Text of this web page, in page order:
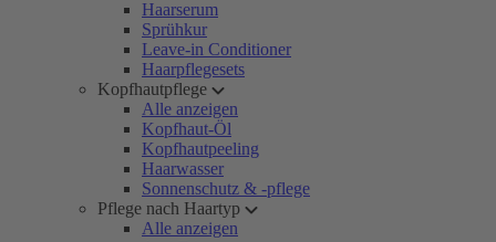
Haarserum
Sprühkur
Leave-in Conditioner
Haarpflegesets
Kopfhautpflege
Alle anzeigen
Kopfhaut-Öl
Kopfhautpeeling
Haarwasser
Sonnenschutz & -pflege
Pflege nach Haartyp
Alle anzeigen